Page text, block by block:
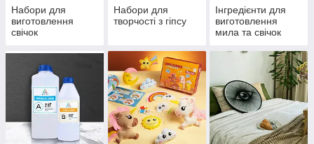
Набори для
виготовлення
свічок
Набори для
творчості з гіпсу
Інгредієнти для
виготовлення
мила та свічок